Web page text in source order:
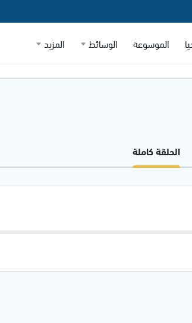
الموسوعة الوسائط المزيد
الحلقة كاملة